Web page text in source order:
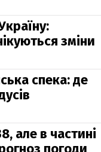
зміни
спека: де
але в частині
погоди